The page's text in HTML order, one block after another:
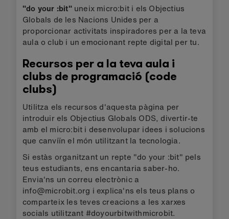
"do your :bit" uneix micro:bit i els Objectius
Globals de les Nacions Unides per a
proporcionar activitats inspiradores per a la teva
aula o club i un emocionant repte digital per tu.
Recursos per a la teva aula i
clubs de programació (code
clubs)
Utilitza els recursos d'aquesta pàgina per
introduir els Objectius Globals ODS, divertir-te
amb el micro:bit i desenvolupar idees i solucions
que canviïn el món utilitzant la tecnologia.
Si estàs organitzant un repte "do your :bit" pels
teus estudiants, ens encantaria saber-ho.
Envia'ns un correu electrònic a
info@microbit.org i explica'ns els teus plans o
comparteix les teves creacions a les xarxes
socials utilitzant #doyourbitwithmicrobit.